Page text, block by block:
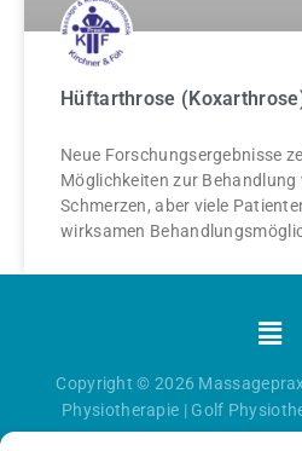
Hüftarthrose
Neue Forschungsergebnisse
Möglichkeiten zur
Schmerzen, aber viele
wirksamen
Menü
Copyright © 2026
Physiotherapie | Golf